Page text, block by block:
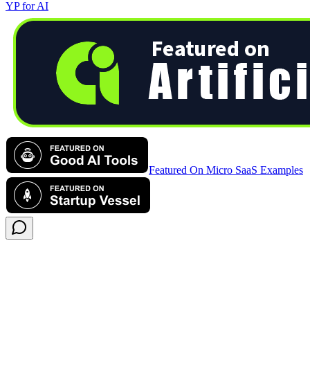
YP for AI
Featured On Micro SaaS Examples